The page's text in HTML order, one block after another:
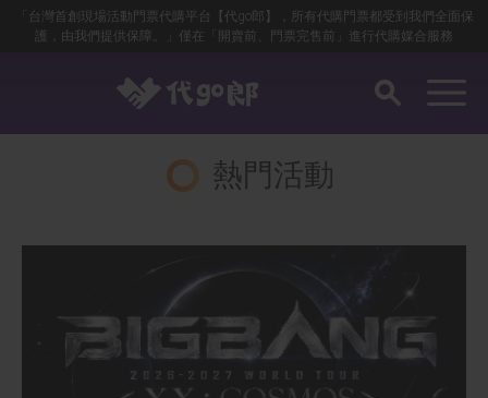
「台灣首創現場活動門票代購平台【代go郎】，所有代購門票都受到我們全面保
護，由我們提供保障。」僅在「開賣前、門票完售前」進行代購媒合服務
熱門活動